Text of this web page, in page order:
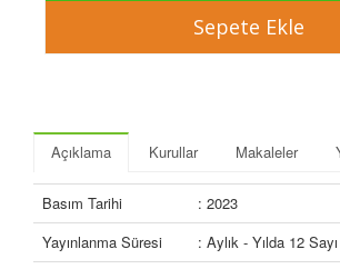
Açıklama Kurullar Makaleler
Basım Tarihi
: 2023
Yayınlanma Süresi
: Aylık - Yılda 12 Sayı